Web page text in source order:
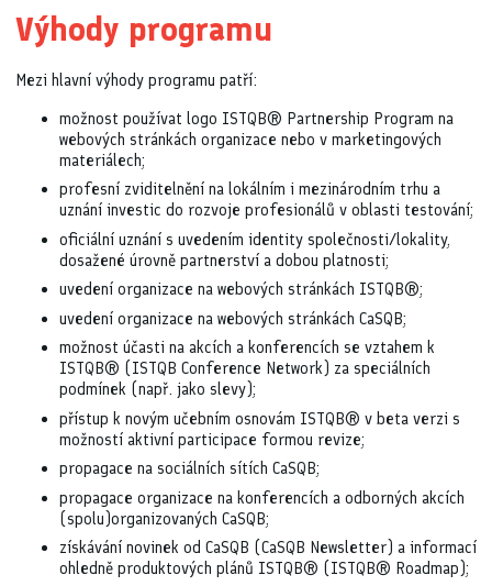
Výhody programu
Mezi hlavní výhody programu patří:
možnost používat logo ISTQB® Partnership Program na
webových stránkách organizace nebo v marketingových
materiálech;
profesní zviditelnění na lokálním i mezinárodním trhu a
uznání investic do rozvoje profesionálů v oblasti testování;
oficiální uznání s uvedením identity společnosti/lokality,
dosažené úrovně partnerství a dobou platnosti;
uvedení organizace na webových stránkách ISTQB®;
uvedení organizace na webových stránkách CaSQB;
možnost účasti na akcích a konferencích se vztahem k
ISTQB® (ISTQB Conference Network) za speciálních
podmínek (např. jako slevy);
přístup k novým učebním osnovám ISTQB® v beta verzi s
možností aktivní participace formou revize;
propagace na sociálních sítích CaSQB;
propagace organizace na konferencích a odborných akcích
(spolu)organizovaných CaSQB;
získávání novinek od CaSQB (CaSQB Newsletter) a informací
ohledně produktových plánů ISTQB® (ISTQB® Roadmap);